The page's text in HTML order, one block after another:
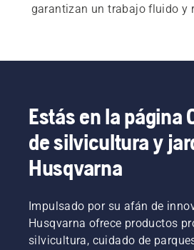
garantizan un trabajo fluido y
Estás en la página
de silvicultura y
Husqvarna
Impulsado por su afán de
Husqvarna ofrece productos
silvicultura, cuidado de